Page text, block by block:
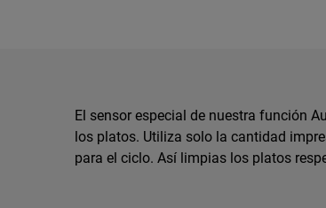
El sensor especial de nuestra función
los platos. Utiliza solo la cantidad
para el ciclo. Así limpias los platos